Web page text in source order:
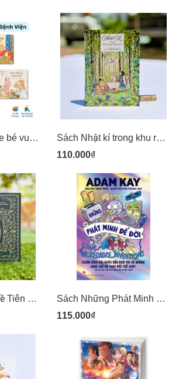
Bộ 5 sách Bé khỏe bé vui Không sợ bệnh viện: Gấu Nâu sốt cao, Heo Vàng đau răng, Hổ Vằn đi tiêm chủng .. Kim Đồng
Sách Nhật kí trong khu rừng mộng mơ - vừa là sách vừa là sổ tay góp nhặt những vần thơ trong trẻo - NXB Kim Đồng
110.000₫
Sách Cẩm nang về Tiên - bìa cứng nhũ óng ánh tranh đẹp cho thiếu nhi - NXB Kim Đồng
Sách Những Phát Minh Để Đời Kay’s Incredible Inventions
115.000₫